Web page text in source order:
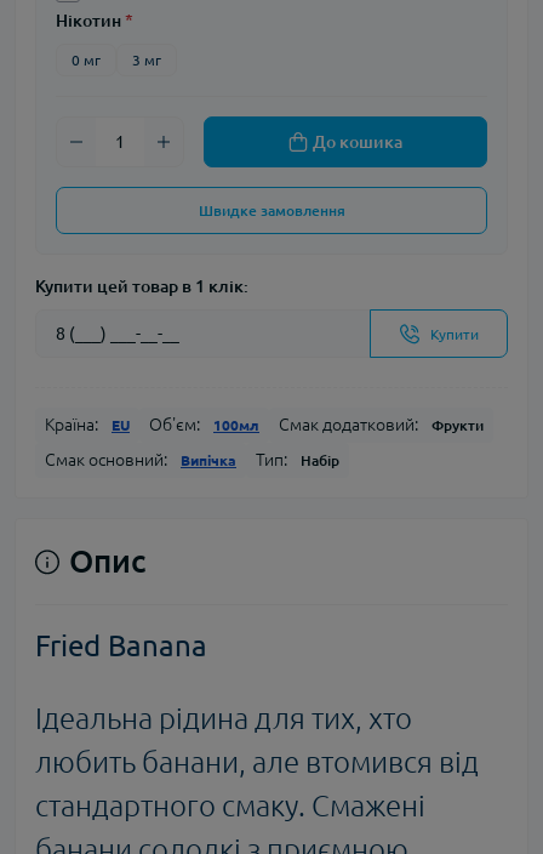
Нікотин*
0 мг 3 мг
До кошика
Швидке замовлення
Купити цей товар в 1 клік:
Купити
Країна: EU Об'єм: 100мл Смак додатковий: Фрукти
Смак основний: Випічка Тип: Набір
Опис
Fried Banana
Ідеальна рідина для тих, хто
любить банани, але втомився від
стандартного смаку. Смажені